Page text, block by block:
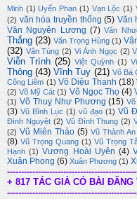
Minh (1) Uyển Phan (1) Vạn Lộc (1)
(2) văn hóa truyền thống (5) Văn
Văn Nguyên Lương (7) Văn
Thắng (23) Văn Trọng Hùng (1)
(32) Vân Tùng (2) Vi Ánh Ngọc (2)
Viễn Trình (25) Việt Quỳnh (1)
Thông (43) Vĩnh Tuy (21) Võ Bá
Công Liêm (1) Võ Diệu Thanh (18)
(2) Võ Mỹ Cát (1) Võ Ngọc Thọ (4)
(1) Võ Thuỵ Như Phương (15)
(3) Vũ Bình Lục (1) vũ đạo (1) Vũ
Đình Nguyệt (2) Vũ Đình Thung (2)
(2) Vũ Miên Thảo (5) Vũ Thành An
(8) Vũ Trọng Quang (1) Vũ Trọng
Hạnh (1) Vương Hoài Uyên (4)
Xuân Phong (6) Xuân Phương (1)
+ 817 TÁC GIẢ CÓ BÀI ĐĂNG